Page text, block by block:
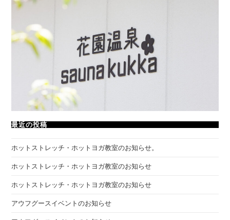
最近の投稿
ホットストレッチ・ホットヨガ教室のお知らせ。
ホットストレッチ・ホットヨガ教室のお知らせ
ホットストレッチ・ホットヨガ教室のお知らせ
アウフグースイベントのお知らせ